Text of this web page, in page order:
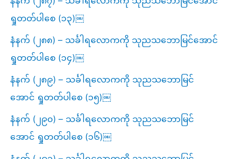
ရှုတတ်ပါစေ (၁၃)￼
နံနက် (၂၈၈) – သင်္ခါရလောကကို သုညသဘောမြင်အောင်
ရှုတတ်ပါစေ (၁၄)￼
နံနက် (၂၈၉) – သင်္ခါရလောကကို သုညသဘောမြင်
အောင် ရှုတတ်ပါစေ (၁၅)￼
နံနက် (၂၉၀) – သင်္ခါရလောကကို သုညသဘောမြင်
အောင် ရှုတတ်ပါစေ (၁၆)￼